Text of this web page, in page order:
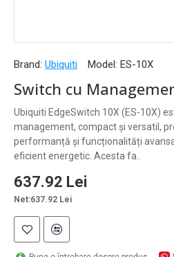
Brand: Ubiquiti Model: ES-10X
Ubiquiti EdgeSwitch 10X (ES-10X)
management, compact și versatil,
performanță și funcționalități
eficient energetic. Acesta fa..
637.92 Lei
Net:637.92 Lei